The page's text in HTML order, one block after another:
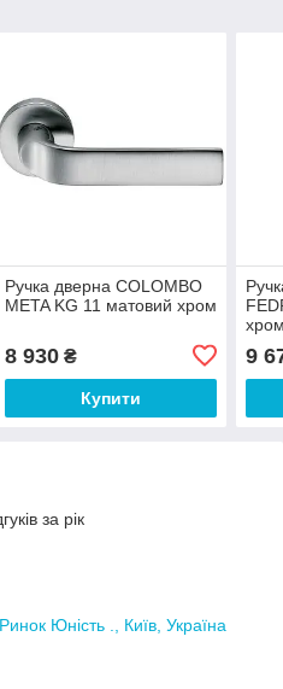
Ручка дверна COLOMBO
META KG 11 матовий хром
8 930₴
Купити
9
за рік
Юність ., Київ, Україна